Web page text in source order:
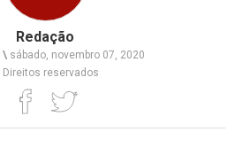
Redação
\ sábado, novembro 07, 2020
reservados